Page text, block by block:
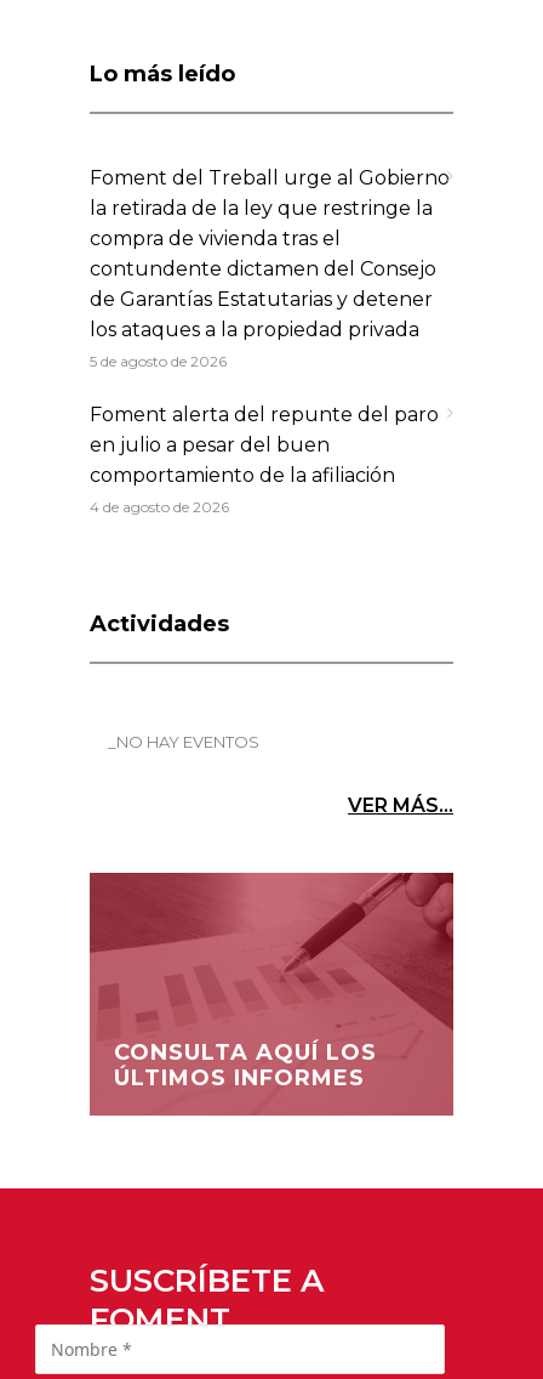
Lo más leído
Foment del Treball urge al Gobierno
la retirada de la ley que restringe la
compra de vivienda tras el
contundente dictamen del Consejo
de Garantías Estatutarias y detener
los ataques a la propiedad privada
5 de agosto de 2026
Foment alerta del repunte del paro
en julio a pesar del buen
comportamiento de la afiliación
4 de agosto de 2026
Actividades
_NO HAY EVENTOS
VER MÁS...
CONSULTA AQUÍ LOS
ÚLTIMOS INFORMES
SUSCRÍBETE A
FOMENT